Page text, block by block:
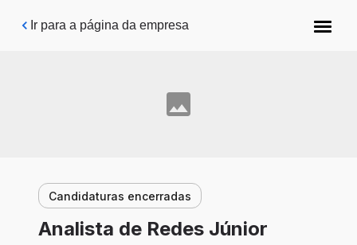
Pular para o conteúdo principal
Ir para a página da empresa
Candidaturas encerradas
Analista de Redes Júnior